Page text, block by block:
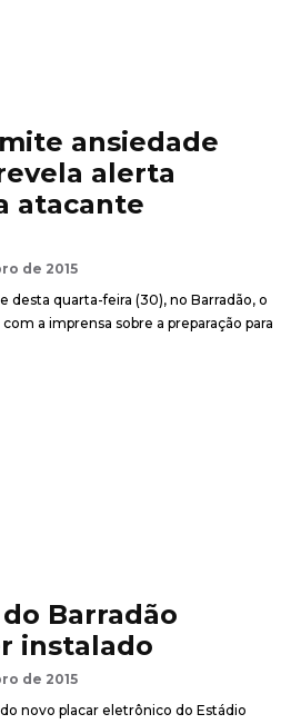
ansiedade
alerta
atacante
de 2015
desta quarta-feira (30), no Barradão, o
a imprensa sobre a preparação para
Barradão
instalado
de 2015
novo placar eletrônico do Estádio